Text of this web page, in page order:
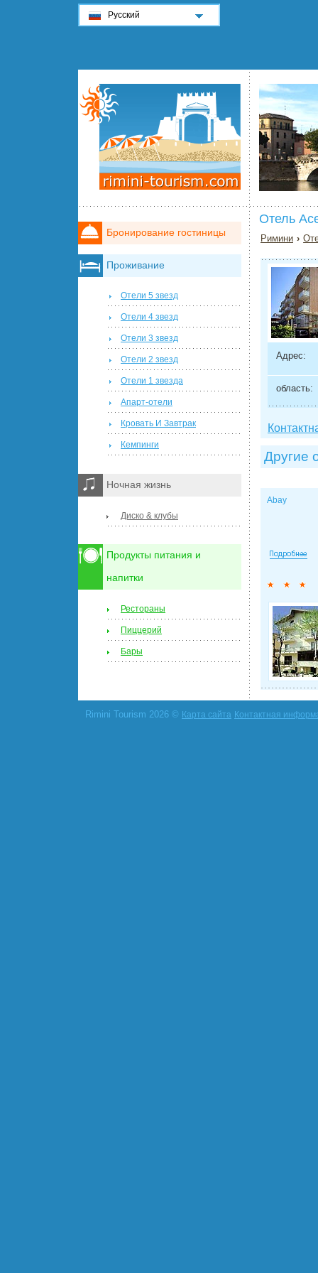
Отель
Римини ›
Адрес:
область:
Другие
Abay
Бронирование гостиницы
Проживание
Отели 5 звезд
Отели 4 звезд
Отели 3 звезд
Отели 2 звезд
Отели 1 звезда
Апарт-отели
Кровать И Завтрак
Кемпинги
Ночная жизнь
Диско & клубы
Продукты питания и
напитки
Рестораны
Пиццерий
Бары
Rimini Tourism 2026 © Карта сайта Контактная
Русский